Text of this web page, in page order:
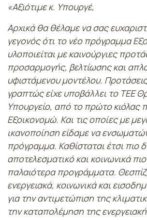
«Αξιότιμε κ. Υπουργέ,
Αρχικά θα θέλαμε να σας
γεγονός ότι το νέο πρόγραμμα
υλοποιείται με καινούργιες
προσαρμογής, βελτίωσης και
υφιστάμενου μοντέλου.
γραπτώς είχε υποβάλλει το TEE
Υπουργείο, από το πρώτο κιόλας
Εξοικονομώ. Και τις οποίες με
ικανοποίηση είδαμε να
πρόγραμμα. Καθίσταται έτσι πιο
αποτελεσματικό και κοινωνικά
παλαιότερα προγράμματα.
ενεργειακά, κοινωνικά και
για την αντιμετώπιση της
την καταπολέμηση της